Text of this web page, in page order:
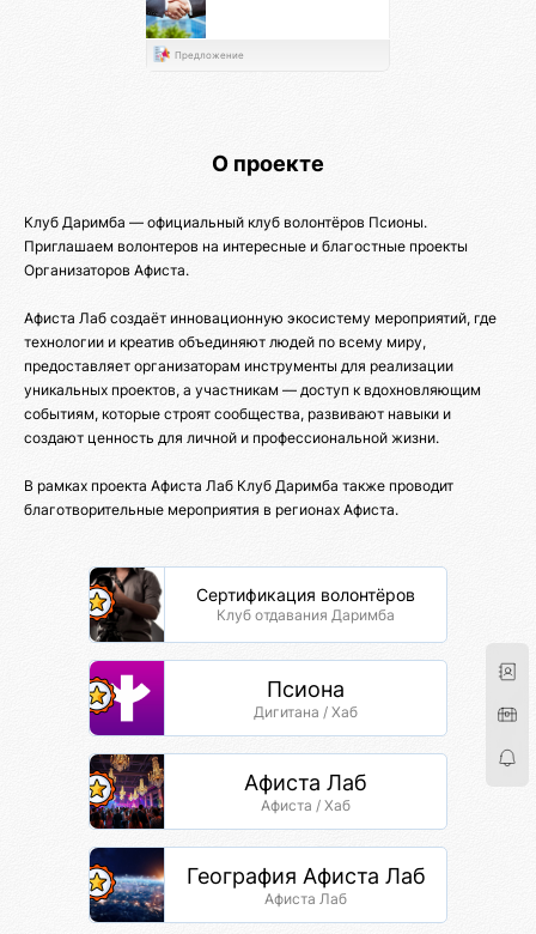
Предложение
О проекте
Клуб Даримба — официальный клуб волонтёров Псионы.
Приглашаем волонтеров на интересные и благостные проекты
Организаторов Афиста.
Афиста Лаб создаёт инновационную экосистему мероприятий, где
технологии и креатив объединяют людей по всему миру,
предоставляет организаторам инструменты для реализации
уникальных проектов, а участникам — доступ к вдохновляющим
событиям, которые строят сообщества, развивают навыки и
создают ценность для личной и профессиональной жизни.
В рамках проекта Афиста Лаб Клуб Даримба также проводит
благотворительные мероприятия в регионах Афиста.
Сертификация волонтёров
Клуб отдавания Даримба
Псиона
Дигитана / Хаб
Афиста Лаб
Афиста / Хаб
География Афиста Лаб
Афиста Лаб